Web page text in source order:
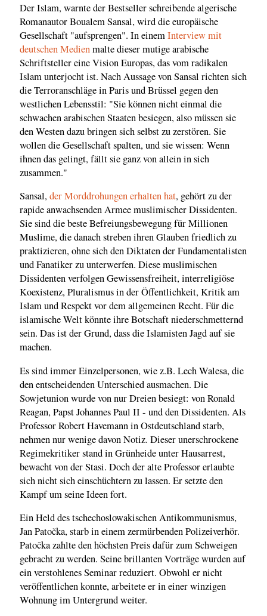
Der Islam, warnte der Bestseller schreibende algerische
Romanautor Boualem Sansal, wird die europäische
Gesellschaft "aufsprengen". In einemInterview mit
deutschen Medienmalte dieser mutige arabische
Schriftsteller eine Vision Europas, das vom radikalen
Islam unterjocht ist. Nach Aussage von Sansal richten sich
die Terroranschläge in Paris und Brüssel gegen den
westlichen Lebensstil: "Sie können nicht einmal die
schwachen arabischen Staaten besiegen, also müssen sie
den Westen dazu bringen sich selbst zu zerstören. Sie
wollen die Gesellschaft spalten, und sie wissen: Wenn
ihnen das gelingt, fällt sie ganz von allein in sich
zusammen."
Sansal,der Morddrohungen erhalten hat, gehört zu der
rapide anwachsenden Armee muslimischer Dissidenten.
Sie sind die beste Befreiungsbewegung für Millionen
Muslime, die danach streben ihren Glauben friedlich zu
praktizieren, ohne sich den Diktaten der Fundamentalisten
und Fanatiker zu unterwerfen. Diese muslimischen
Dissidenten verfolgen Gewissensfreiheit, interreligiöse
Koexistenz, Pluralismus in der Öffentlichkeit, Kritik am
Islam und Respekt vor dem allgemeinen Recht. Für die
islamische Welt könnte ihre Botschaft niederschmetternd
sein. Das ist der Grund, dass die Islamisten Jagd auf sie
machen.
Es sind immer Einzelpersonen, wie z.B. Lech Walesa, die
den entscheidenden Unterschied ausmachen. Die
Sowjetunion wurde von nur Dreien besiegt: von Ronald
Reagan, Papst Johannes Paul II - und den Dissidenten. Als
Professor Robert Havemann in Ostdeutschland starb,
nehmen nur wenige davon Notiz. Dieser unerschrockene
Regimekritiker stand in Grünheide unter Hausarrest,
bewacht von der Stasi. Doch der alte Professor erlaubte
sich nicht sich einschüchtern zu lassen. Er setzte den
Kampf um seine Ideen fort.
Ein Held des tschechoslowakischen Antikommunismus,
Jan Patočka, starb in einem zermürbenden Polizeiverhör.
Patočka zahlte den höchsten Preis dafür zum Schweigen
gebracht zu werden. Seine brillanten Vorträge wurden auf
ein verstohlenes Seminar reduziert. Obwohl er nicht
veröffentlichen konnte, arbeitete er in einer winzigen
Wohnung im Untergrund weiter.